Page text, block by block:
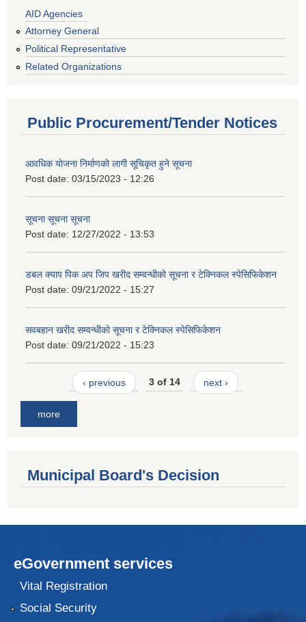
AID Agencies
Attorney General
Political Representative
Related Organizations
Public Procurement/Tender Notices
आवधिक योजना निर्माणको लागी सूचिकृत हुने सूचना
Post date: 03/15/2023 - 12:26
सूचना सूचना सूचना
Post date: 12/27/2022 - 13:53
डबल क्याप पिक अप जिप खरीद सम्वन्धीको सूचना र टेक्निकल स्पेसिफिकेशन
Post date: 09/21/2022 - 15:27
सवबहान खरीद सम्वन्धीको सूचना र टेक्निकल स्पेसिफिकेशन
Post date: 09/21/2022 - 15:23
‹ previous 3 of 14 next ›
more
Municipal Board's Decision
eGovernment services
Vital Registration
Social Security